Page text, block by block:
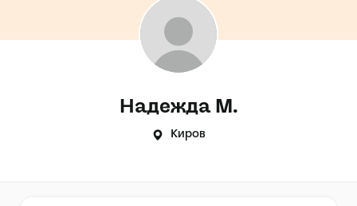
Надежда М.
Киров